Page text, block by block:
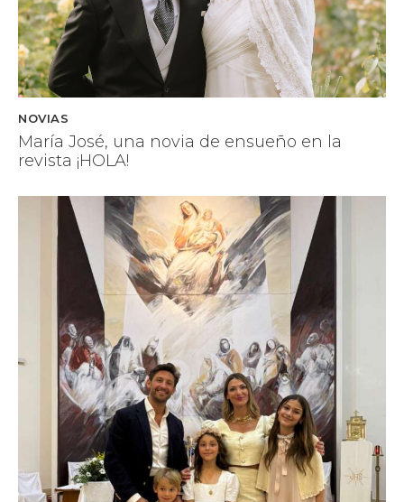
NOVIAS
María José, una novia de ensueño en la
revista ¡HOLA!